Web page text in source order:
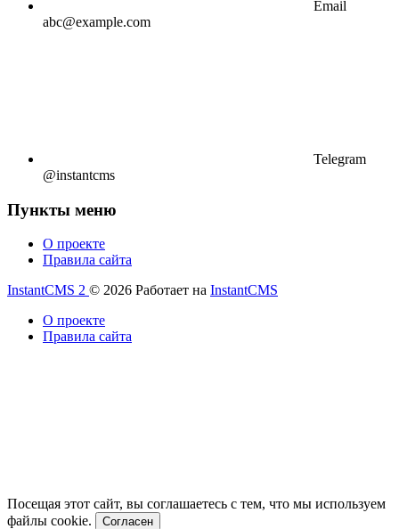
Email
abc@example.com
Telegram
@instantcms
Пункты меню
О проекте
Правила сайта
InstantCMS 2 © 2026 Работает на InstantCMS
О проекте
Правила сайта
Посещая этот сайт, вы соглашаетесь с тем, что мы используем
файлы cookie.
Согласен